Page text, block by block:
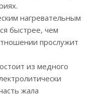
нагревательным
быстрее, чем
прослужит
из медного
жала